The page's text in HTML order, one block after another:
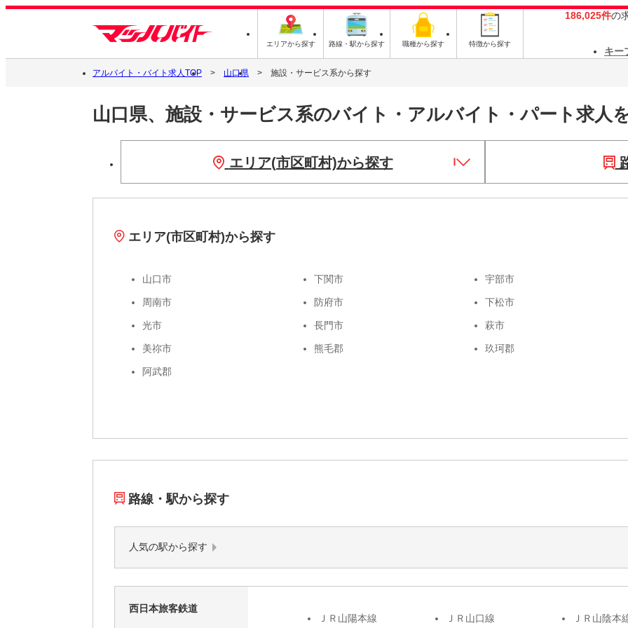
エリアから探す 路線・駅から探す 職種から探す 特徴から探す
186,025件の
キー
アルバイト・バイト求人TOP 山口県 施設・サービス系から探す
山口県、施設・サービス系のバイト・アルバイト・パート求人
エリア(市区町村)から探す
エリア(市区町村)から探す
山口市 下関市 宇部市
周南市 防府市 下松市
光市 長門市 萩市
美祢市 熊毛郡 玖珂郡
阿武郡
路線・駅から探す
人気の駅から探す
西日本旅客鉄道
ＪＲ山陽本線
ＪＲ山口線 ＪＲ山陰本